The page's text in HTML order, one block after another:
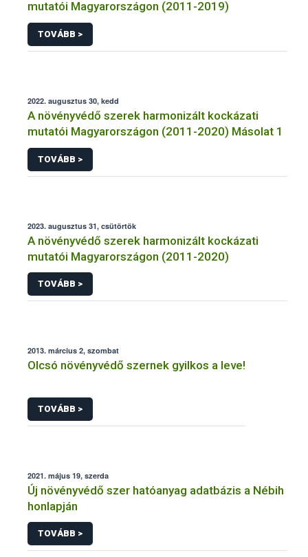
mutatói Magyarországon (2011-2019)
TOVÁBB >
2022. augusztus 30, kedd
A növényvédő szerek harmonizált kockázati
mutatói Magyarországon (2011-2020) Másolat 1
TOVÁBB >
2023. augusztus 31, csütörtök
A növényvédő szerek harmonizált kockázati
mutatói Magyarországon (2011-2020)
TOVÁBB >
2013. március 2, szombat
Olcsó növényvédő szernek gyilkos a leve!
TOVÁBB >
2021. május 19, szerda
Új növényvédő szer hatóanyag adatbázis a Nébih
honlapján
TOVÁBB >